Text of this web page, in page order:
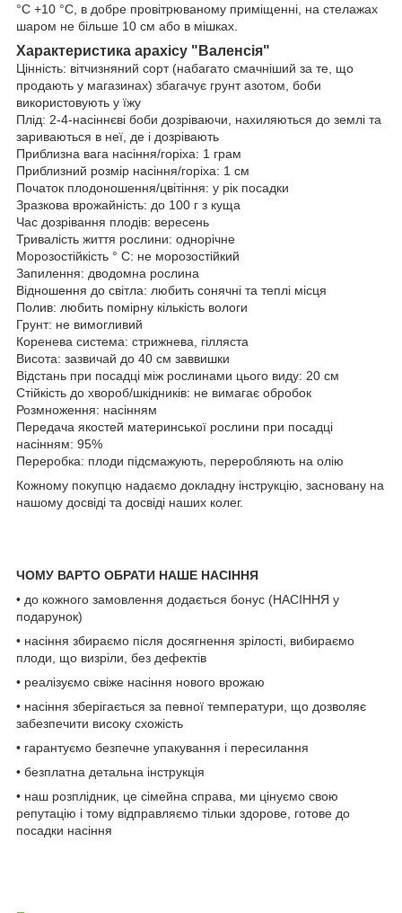
°C +10 °C, в добре провітрюваному приміщенні, на стелажах
шаром не більше 10 см або в мішках.
Характеристика арахісу "Валенсія"
Цінність: вітчизняний сорт (набагато смачніший за те, що
продають у магазинах) збагачує грунт азотом, боби
використовують у їжу
Плід: 2-4-насіннєві боби дозріваючи, нахиляються до землі та
зариваються в неї, де і дозрівають
Приблизна вага насіння/горіха: 1 грам
Приблизний розмір насіння/горіха: 1 см
Початок плодоношення/цвітіння: у рік посадки
Зразкова врожайність: до 100 г з куща
Час дозрівання плодів: вересень
Тривалість життя рослини: однорічне
Морозостійкість ° C: не морозостійкий
Запилення: дводомна рослина
Відношення до світла: любить сонячні та теплі місця
Полив: любить помірну кількість вологи
Грунт: не вимогливий
Коренева система: стрижнева, гілляста
Висота: зазвичай до 40 см заввишки
Відстань при посадці між рослинами цього виду: 20 см
Стійкість до хвороб/шкідників: не вимагає обробок
Розмноження: насінням
Передача якостей материнської рослини при посадці
насінням: 95%
Переробка: плоди підсмажують, переробляють на олію
Кожному покупцю надаємо докладну інструкцію, засновану на
нашому досвіді та досвіді наших колег.
ЧОМУ ВАРТО ОБРАТИ НАШЕ НАСІННЯ
• до кожного замовлення додається бонус (НАСІННЯ у
подарунок)
• насіння збираємо після досягнення зрілості, вибираємо
плоди, що визріли, без дефектів
• реалізуємо свіже насіння нового врожаю
• насіння зберігається за певної температури, що дозволяє
забезпечити високу схожість
• гарантуємо безпечне упакування і пересилання
• безплатна детальна інструкція
• наш розплідник, це сімейна справа, ми цінуємо свою
репутацію і тому відправляємо тільки здорове, готове до
посадки насіння